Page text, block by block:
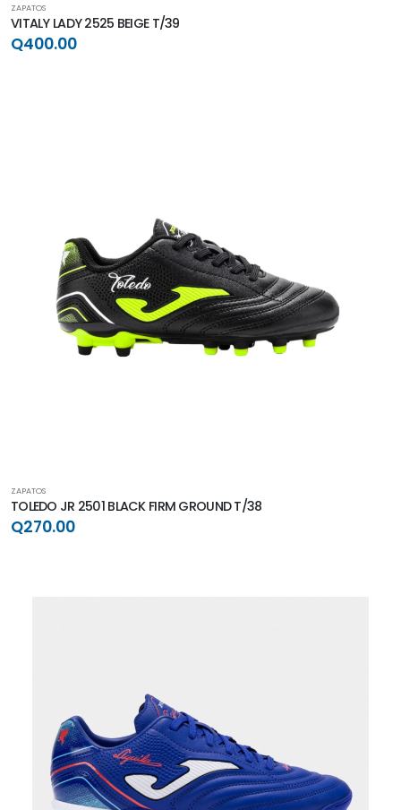
ZAPATOS
VITALY LADY 2525 BEIGE T/39
Q400.00
ZAPATOS
TOLEDO JR 2501 BLACK FIRM GROUND T/38
Q270.00